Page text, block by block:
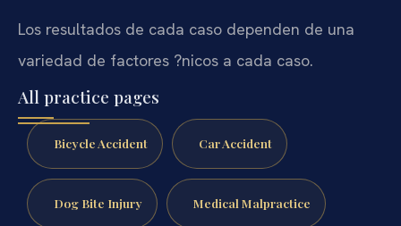
Los resultados de cada caso dependen de una
variedad de factores ?nicos a cada caso.
All practice pages
Bicycle Accident Car Accident
Dog Bite Injury Medical Malpractice